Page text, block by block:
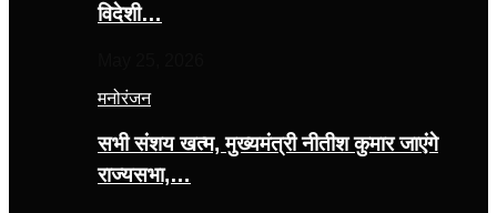
विदेशी…
मनोरंजन
सभी संशय खत्म, मुख्यमंत्री नीतीश कुमार जाएंगे
राज्यसभा,…